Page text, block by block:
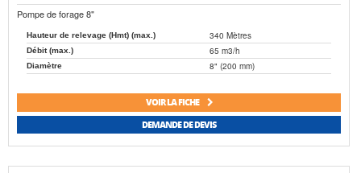
Pompe de forage 8"
Hauteur de relevage (Hmt) (max.) 340 Mètres
Débit (max.) 65 m3/h
Diamètre 8" (200 mm)
VOIR LA FICHE
DEMANDE DE DEVIS